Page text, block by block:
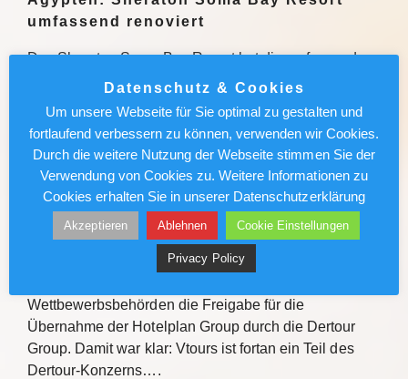
umfassend renoviert
Das Sheraton Soma Bay Resort hat die umfassende
Modernisierung abgeschlossen. Alle 326 Zimmer
Hauses in Ägypten wurden neu gestaltet. Quelle Das
Sheraton Soma Bay Resort hat…
Weiterlesen
Vtours: IT-Wechsel kommt voran
Wettbewerbsbehörden die Freigabe für die
Übernahme der Hotelplan Group durch die Dertour
Group. Damit war klar: Vtours ist fortan ein Teil des
Dertour-Konzerns….
Datenschutz & Cookies
Um unsere Webseite für Sie optimal zu gestalten und
fortlaufend verbessern zu können, verwenden wir Cookies.
Durch die weitere Nutzung der Webseite stimmen Sie der
Verwendung von Cookies zu. Weitere Informationen zu
Cookies erhalten Sie in unserer Datenschutzerklärung
Akzeptieren Ablehnen Cookie Einstellungen
Privacy Policy